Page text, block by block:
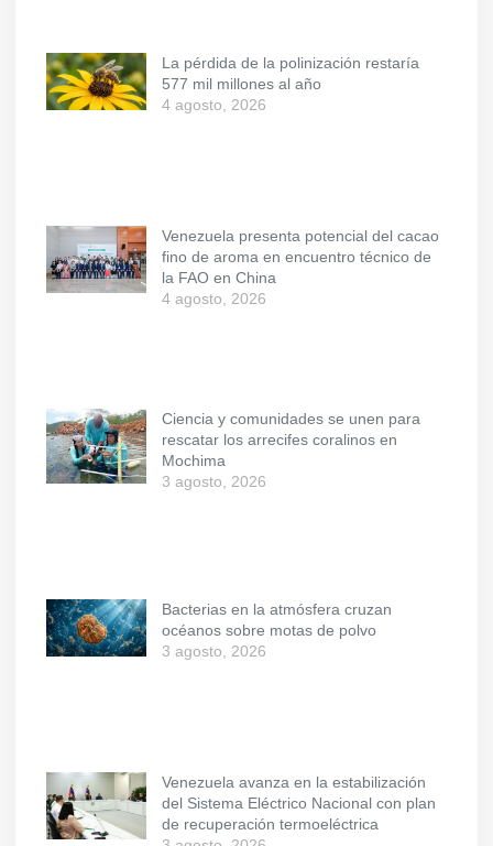
La pérdida de la polinización restaría
577 mil millones al año
4 agosto, 2026
Venezuela presenta potencial del cacao
fino de aroma en encuentro técnico de
la FAO en China
4 agosto, 2026
Ciencia y comunidades se unen para
rescatar los arrecifes coralinos en
Mochima
3 agosto, 2026
Bacterias en la atmósfera cruzan
océanos sobre motas de polvo
3 agosto, 2026
Venezuela avanza en la estabilización
del Sistema Eléctrico Nacional con plan
de recuperación termoeléctrica